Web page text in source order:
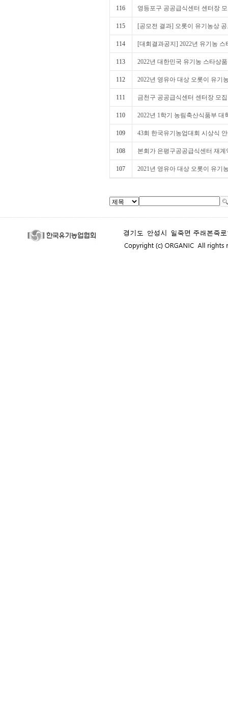
116 영등포구 공공급식센터 센터장
115 [공모전 결과] 오롯이 유기농상
114 [대회결과공지] 2022년 유기농
113 2022년 대한민국 유기농 스타상
112 2022년 영유아 대상 오롯이 유기
111 금천구 공공급식센터 센터장 모
110 2022년 1학기 농림축산식품부 대
109 43회 한국유기농업대회 시상식
108 본회가 은평구공공급식센터 재
107 2021년 영유아 대상 오롯이 유기